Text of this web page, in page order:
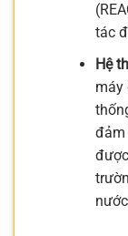
tác
Hệ
máy
đảm